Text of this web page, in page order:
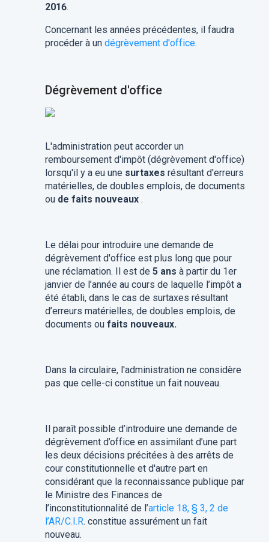
2016.
Concernant les années précédentes, il faudra
procéder à un dégrèvement d'office.
Dégrèvement d'office
L'administration peut accorder un
remboursement d'impôt (dégrèvement d'office)
lorsqu'il y a eu une surtaxes résultant d'erreurs
matérielles, de doubles emplois, de documents
ou de faits nouveaux .
Le délai pour introduire une demande de
dégrèvement d'office est plus long que pour
une réclamation. Il est de 5 ans à partir du 1er
janvier de l’année au cours de laquelle l’impôt a
été établi, dans le cas de surtaxes résultant
d’erreurs matérielles, de doubles emplois, de
documents ou faits nouveaux.
Dans la circulaire, l'administration ne considère
pas que celle-ci constitue un fait nouveau.
Il paraît possible d’introduire une demande de
dégrèvement d’office en assimilant d’une part
les deux décisions précitées à des arrêts de
cour constitutionnelle et d'autre part en
considérant que la reconnaissance publique par
le Ministre des Finances de
l’inconstitutionnalité de l’article 18, § 3, 2 de
l’AR/C.I.R. constitue assurément un fait
nouveau.